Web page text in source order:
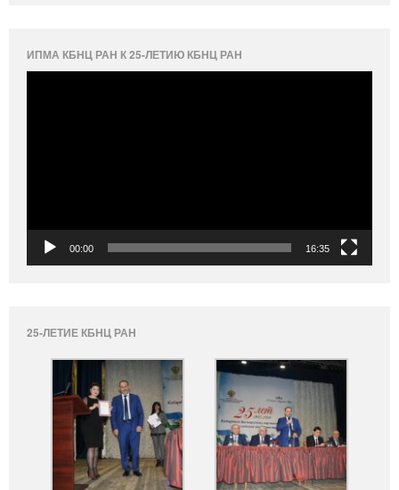
ИПМА КБНЦ РАН К 25-ЛЕТИЮ КБНЦ РАН
00:00 16:35
25-ЛЕТИЕ КБНЦ РАН